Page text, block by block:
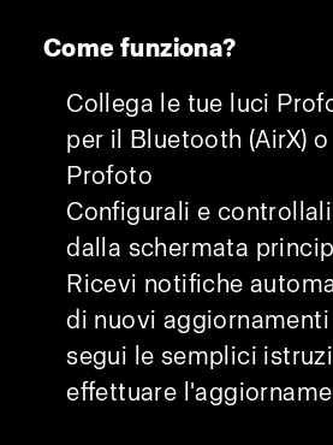
Come funziona?
Collega le tue luci
per il Bluetooth (AirX)
Profoto
Configurali e
dalla schermata
Ricevi notifiche
di nuovi
segui le semplici
effettuare